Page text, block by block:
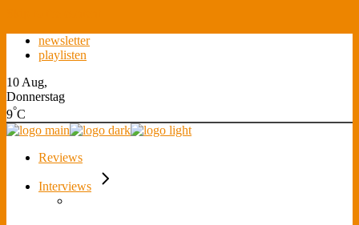
newsletter
playlisten
10 Aug,
Donnerstag
9°C
Reviews
Interviews